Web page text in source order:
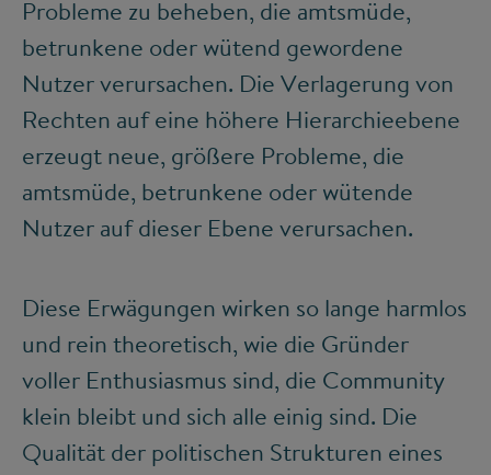
Probleme zu beheben, die amtsmüde,
betrunkene oder wütend gewordene
Nutzer verursachen. Die Verlagerung von
Rechten auf eine höhere Hierarchieebene
erzeugt neue, größere Probleme, die
amtsmüde, betrunkene oder wütende
Nutzer auf dieser Ebene verursachen.
Diese Erwägungen wirken so lange harmlos
und rein theoretisch, wie die Gründer
voller Enthusiasmus sind, die Community
klein bleibt und sich alle einig sind. Die
Qualität der politischen Strukturen eines